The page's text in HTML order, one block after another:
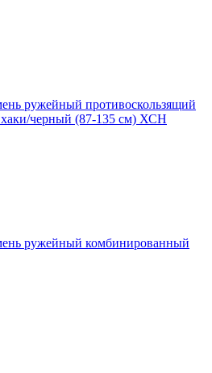
ружейный противоскользящий
черный (87-135 см) ХСН
ружейный комбинированный